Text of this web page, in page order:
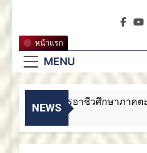
เหนือ 2 ขอแ
สถาบันการอาชีวศึกษาภาคตะวั
2 ประกาศสรรหากรรมการ
ขอแสดงความยินดีกับบัณฑิตทุก
อาชีวศึกษาภาคตะวัน
สถาบันการอาชีวศึกษาภาคตะวั
2 ข
ส
MENU
หน้าแรก
NEWS
สถาบันการอาชีวศึกษาภาคตะ